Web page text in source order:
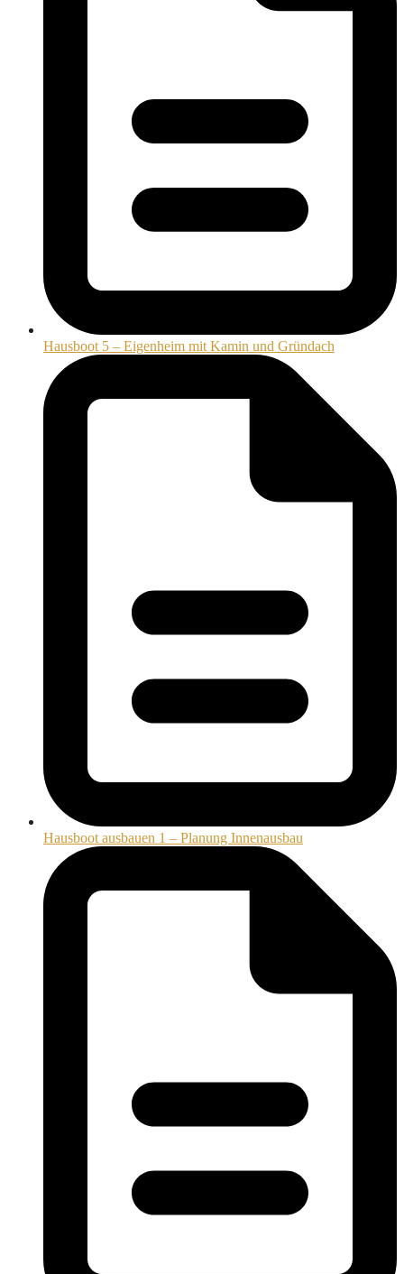
Hausboot 5 – Eigenheim mit Kamin und Gründach
Hausboot ausbauen 1 – Planung Innenausbau